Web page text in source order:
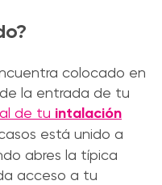
colocado en
la entrada de tu
de tu intalación
está unido a
abres la típica
acceso a tu